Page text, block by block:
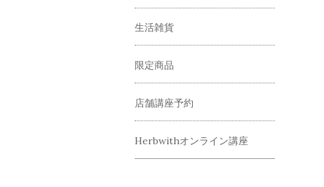
生活雑貨
限定商品
店舗講座予約
Herbwithオンライン講座